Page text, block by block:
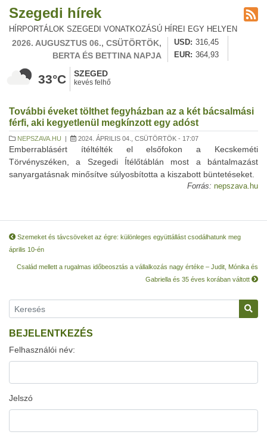
Szegedi hírek
HÍRPORTÁLOK SZEGEDI VONATKOZÁSÚ HÍREI EGY HELYEN
2026. AUGUSZTUS 06., CSÜTÖRTÖK,
BERTA ÉS BETTINA NAPJA
USD
316,45
EUR
364,93
33°C SZEGED
kevés felhő
További éveket tölthet fegyházban az a két bácsalmási
férfi, aki kegyetlenül megkínzott egy adóst
NEPSZAVA.HU | 2024. ÁPRILIS 04., CSÜTÖRTÖK - 17:07
Emberrablásért ítéltélték el elsőfokon a Kecskeméti
Törvényszéken, a Szegedi Ítélőtáblán most a bántalmazást
sanyargatásnak minősítve súlyosbította a kiszabott büntetéseket.
Forrás: nepszava.hu
Szemeket és távcsöveket az égre: különleges együttállást csodálhatunk meg
április 10-én
Család mellett a rugalmas időbeosztás a vállalkozás nagy értéke – Judit, Mónika és
Gabriella és 35 éves korában váltott
BEJELENTKEZÉS
Felhasználói név:
Jelszó